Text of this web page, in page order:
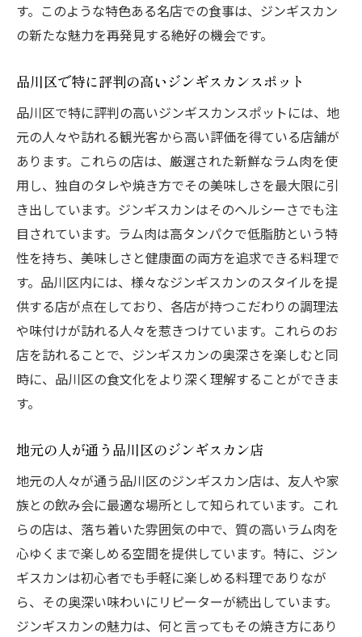
す。このような特色ある名店での食事は、ジンギスカン
の新たな魅力を再発見する絶好の機会です。
品川区で特に評判の高いジンギスカンスポット
品川区で特に評判の高いジンギスカンスポットには、地
元の人々や訪れる観光客から高い評価を得ている店舗が
あります。これらの店は、厳選された新鮮なラム肉を使
用し、独自のタレや焼き方でその美味しさを最大限に引
き出しています。ジンギスカンはそのヘルシーさでも注
目されています。ラム肉は高タンパクで低脂肪という特
性を持ち、美味しさと健康面の両方を追求できる料理で
す。品川区内には、様々なジンギスカンのスタイルを提
供する店が点在しており、各店が持つこだわりの調理法
や味付けが訪れる人々を惹きつけています。これらのお
店を訪れることで、ジンギスカンの奥深さを楽しむと同
時に、品川区の食文化をより深く理解することができま
す。
地元の人が通う品川区のジンギスカン店
地元の人々が通う品川区のジンギスカン店は、友人や家
族との飲み会に最適な場所として知られています。これ
らの店は、落ち着いた雰囲気の中で、質の高いラム肉を
心ゆくまで楽しめる空間を提供しています。特に、ジン
ギスカンは初心者でも手軽に楽しめる料理でありなが
ら、その奥深い味わいにリピーターが続出しています。
ジンギスカンの魅力は、何と言ってもその焼き方にあり